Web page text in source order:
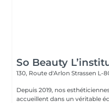
So Beauty
130, Route d'Arlon Strassen L-
Depuis 2019, nos
accueillent dans un véritable